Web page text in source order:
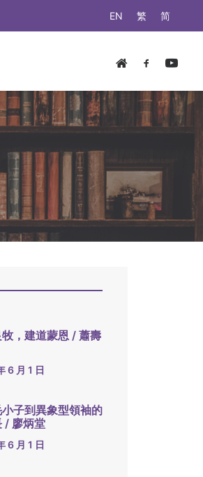
EN 繁 简
，建道蒙恩 / 蕭壽
6 月 1 日
子到異象型領袖的
/ 廖炳堂
6 月 1 日